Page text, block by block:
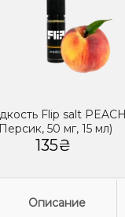
Flip salt PEACH
50 мг, 15 мл)
135₴
Описание